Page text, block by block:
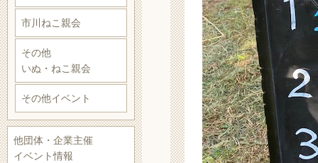
市川ねこ親会
その他
いぬ・ねこ親会
その他イベント
他団体・企業主催
イベント情報